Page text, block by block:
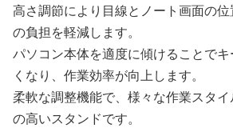
高さ調節により目線とノート画面の
の負担を軽減します。
パソコン本体を適度に傾けることで
くなり、作業効率が向上します。
柔軟な調整機能で、様々な作業スタ
の高いスタンドです。